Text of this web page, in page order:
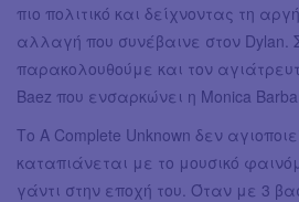
πιο πολιτικό και δείχνοντας τη
αλλαγή που συνέβαινε στον Dylan.
παρακολουθούμε και τον
Baez που ενσαρκώνει η Monica
Το A Complete Unknown δεν
καταπιάνεται με το μουσικό
γάντι στην εποχή του. Όταν με 3